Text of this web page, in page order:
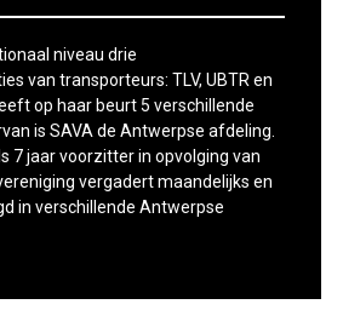
niveau drie
van transporteurs: TLV, UBTR en
op haar beurt 5 verschillende
is SAVA de Antwerpse afdeling.
7 jaar voorzitter in opvolging van
vergadert maandelijks en
in verschillende Antwerpse